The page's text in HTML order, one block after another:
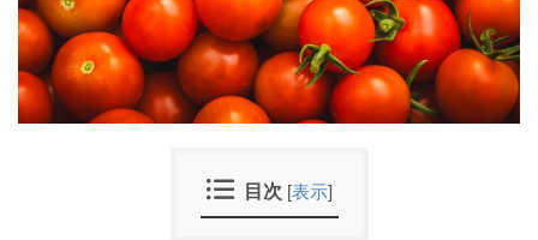
目次 [表示]